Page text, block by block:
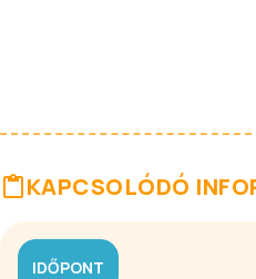
KAPCSOLÓDÓ
IDŐPONT